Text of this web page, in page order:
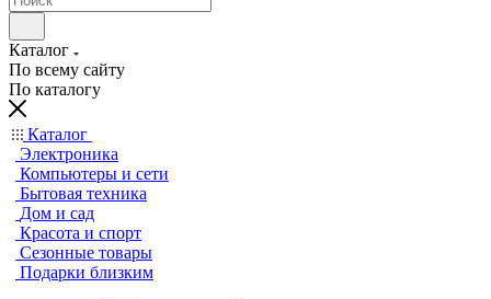
Каталог
По всему сайту
По каталогу
Каталог
Электроника
Компьютеры и сети
Бытовая техника
Дом и сад
Красота и спорт
Сезонные товары
Подарки близким